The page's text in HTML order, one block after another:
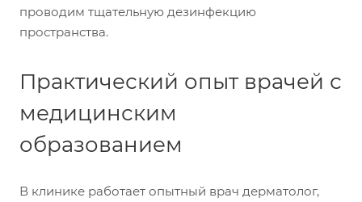
проводим тщательную дезинфекцию
пространства.
Практический опыт врачей с
медицинским
образованием
В клинике работает опытный врач дерматолог,